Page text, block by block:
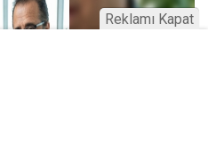
Reklamı Kapat